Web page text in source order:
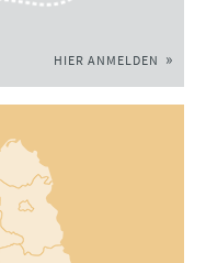
HIER ANMELDEN